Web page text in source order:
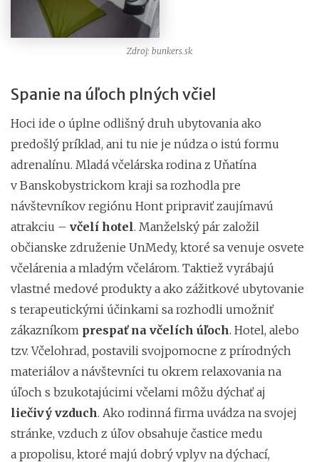
Zdroj: bunkers.sk
Spanie na úľoch plných včiel
Hoci ide o úplne odlišný druh ubytovania ako
predošlý príklad, ani tu nie je núdza o istú formu
adrenalínu. Mladá včelárska rodina z Uňatína
v Banskobystrickom kraji sa rozhodla pre
návštevníkov regiónu Hont pripraviť zaujímavú
atrakciu – včelí hotel. Manželský pár založil
občianske združenie UnMedy, ktoré sa venuje osvete
včelárenia a mladým včelárom. Taktiež vyrábajú
vlastné medové produkty a ako zážitkové ubytovanie
s terapeutickými účinkami sa rozhodli umožniť
zákazníkom prespať na včelích úľoch. Hotel, alebo
tzv. Včelohrad, postavili svojpomocne z prírodných
materiálov a návštevníci tu okrem relaxovania na
úľoch s bzukotajúcimi včelami môžu dýchať aj
liečivý vzduch. Ako rodinná firma uvádza na svojej
stránke, vzduch z úľov obsahuje častice medu
a propolisu, ktoré majú dobrý vplyv na dýchací,